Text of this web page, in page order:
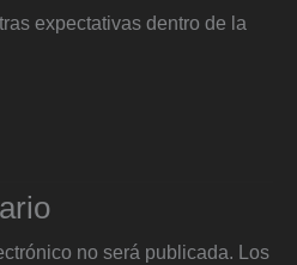
expectativas dentro de la
no será publicada. Los